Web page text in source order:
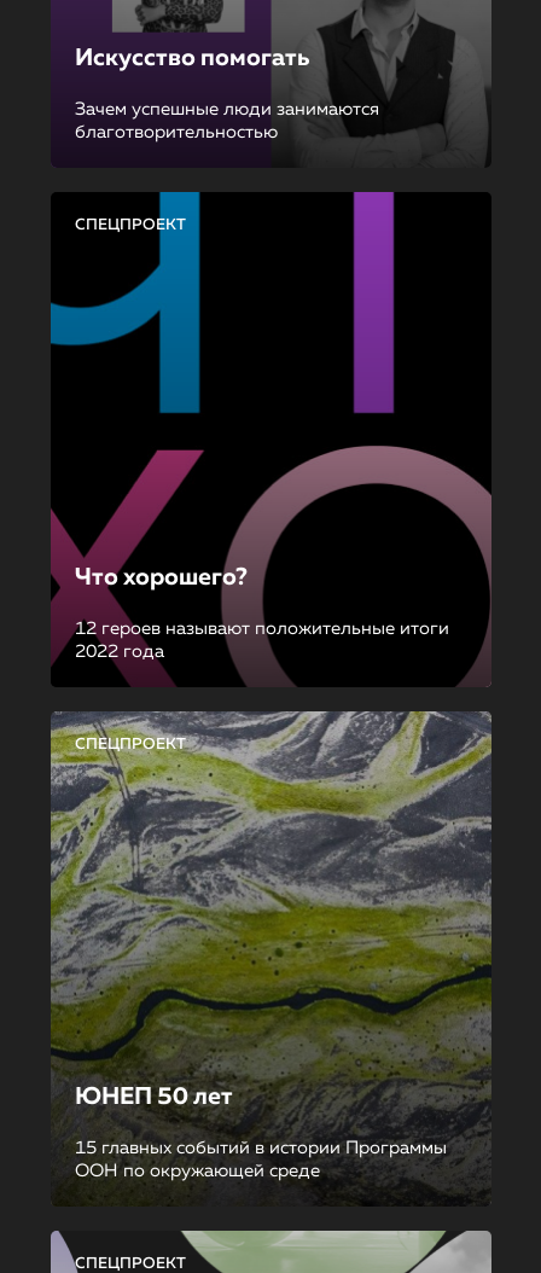
Искусство помогать
Зачем успешные люди занимаются
благотворительностью
СПЕЦПРОЕКТ
Что хорошего?
12 героев называют положительные итоги
2022 года
СПЕЦПРОЕКТ
ЮНЕП 50 лет
15 главных событий в истории Программы
ООН по окружающей среде
СПЕЦПРОЕКТ